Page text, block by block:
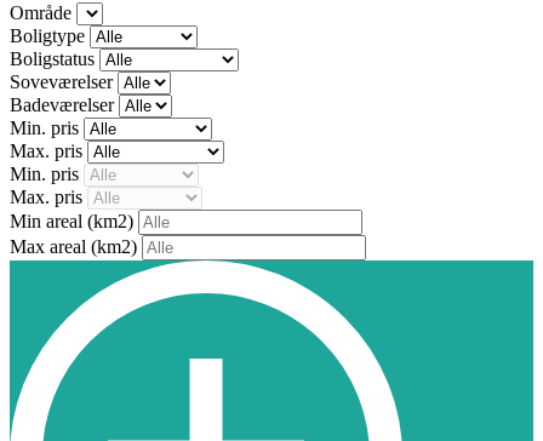
Område
Boligtype
Boligstatus
Soveværelser
Badeværelser
Min. pris
Max. pris
Min. pris
Max. pris
Min areal (km2)
Max areal (km2)